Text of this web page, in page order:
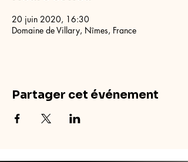
20 juin 2020, 16:30
Domaine de Villary, Nîmes, France
Partager cet événement